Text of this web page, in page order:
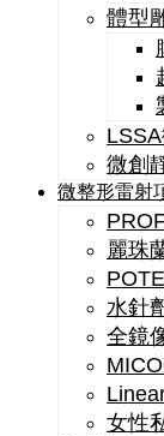
體型
微創
微整形雷射
麗珠
水針
全鏡
女性